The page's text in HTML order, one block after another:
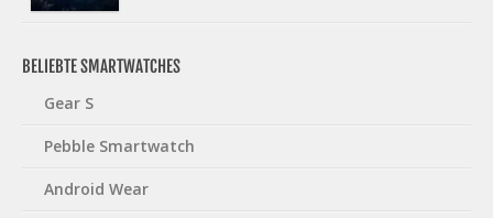
BELIEBTE SMARTWATCHES
Gear S
Pebble Smartwatch
Android Wear